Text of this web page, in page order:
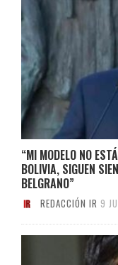
“MI MODELO NO
BOLIVIA, SIGUEN
BELGRANO”
REDACCIÓN IR 9